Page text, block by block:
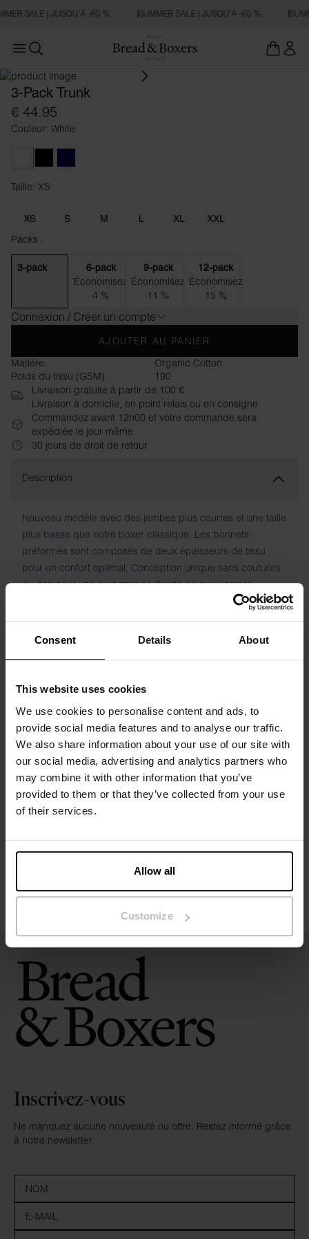
Consent Details About
This website uses cookies
We use cookies to personalise content and ads, to
provide social media features and to analyse our traffic.
We also share information about your use of our site with
our social media, advertising and analytics partners who
may combine it with other information that you’ve
provided to them or that they’ve collected from your use
of their services.
Allow all
Customize
SALE | JUSQU’À -60 % SUMMER SALE | JUSQU’À -60 %
Open main menu
3-Pack Trunk
€ 44.95
Couleur: White
Taille: XS
XS S M L XL XXL
Packs :
3-pack 6-pack
Économisez
4 %
9-pack
Économisez
11 %
12-pack
Économisez
15 %
Connexion / Créer un compte
AJOUTER AU PANIER
Matière:
Organic Cotton
Poids du tissu (GSM):
190
Livraison gratuite à partir de 100 €
Livraison à domicile, en point relais ou en consigne
Commandez avant 12h00 et votre commande sera
expédiée le jour même
30 jours de droit de retour
Description
Nouveau modèle avec des jambes plus courtes et une taille
plus basse que notre boxer classique. Les bonnets
préformés sont composés de deux épaisseurs de tissu
pour un confort optimal. Conception unique sans coutures
au dos pour une plus grande liberté de mouvement.
Fabriqué en coton biologique doux et extensible pour un
taille avec un logo discret sur le côté.
taille M.
Spécification
Guide des tailles
Instructions de lavage
Avis
Inscrivez-vous
Ne manquez aucune nouveauté ou offre. Restez informé grâce
à notre newsletter